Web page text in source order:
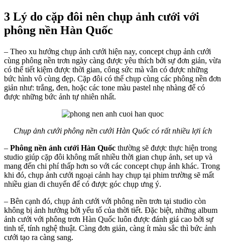
3 Lý do cặp đôi nên chụp ảnh cưới với
phông nền Hàn Quốc
– Theo xu hướng chụp ảnh cưới hiện nay, concept chụp ảnh cưới
cùng phông nền trơn ngày càng được yêu thích bởi sự đơn giản, vừa
có thể tiết kiệm được thời gian, công sức mà vẫn có được những
bức hình vô cùng đẹp. Cặp đôi có thể chụp cùng các phông nền đơn
giản như: trắng, đen, hoặc các tone màu pastel nhẹ nhàng để có
được những bức ảnh tự nhiên nhất.
Chụp ảnh cưới phông nền cưới Hàn Quốc có rất nhiều lợi ích
– Phông nền ảnh cưới Hàn Quốc thường sẽ được thực hiện trong
studio giúp cặp đôi không mất nhiều thời gian chụp ảnh, set up và
mang đến chi phí thấp hơn so với các concept chụp ảnh khác. Trong
khi đó, chụp ảnh cưới ngoại cảnh hay chụp tại phim trường sẽ mất
nhiều gian di chuyển để có được góc chụp ưng ý.
– Bên cạnh đó, chụp ảnh cưới với phông nền trơn tại studio còn
không bị ảnh hưởng bởi yếu tố của thời tiết. Đặc biệt, những album
ảnh cưới với phông trơn Hàn Quốc luôn được đánh giá cao bởi sự
tinh tế, tính nghệ thuật. Càng đơn giản, càng ít màu sắc thì bức ảnh
cưới tạo ra càng sang.